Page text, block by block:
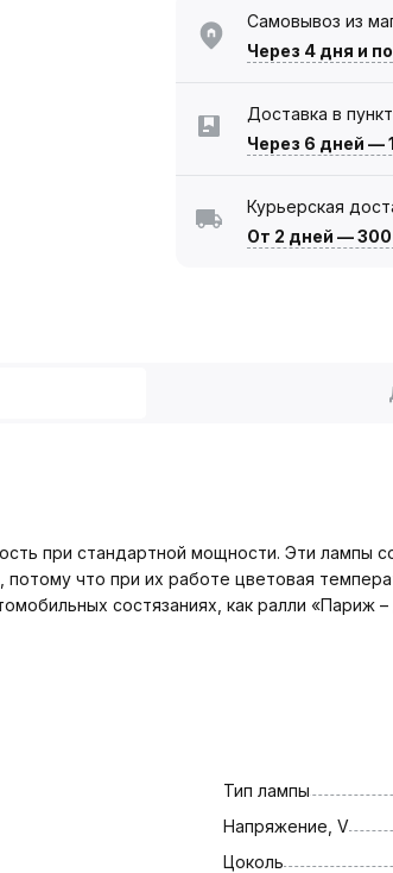
Самовывоз из
Через 4 дня и
Доставка в
Через 6 дней —
Курьерская
От 2 дней —
при стандартной мощности. Эти лампы
что при их работе цветовая
состязаниях, как ралли
Тип лампы
Напряжение, V
Цоколь